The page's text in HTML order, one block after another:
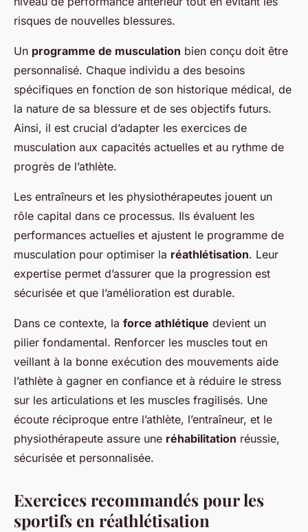
risques de nouvelles blessures.
Un programme de musculation bien conçu doit être
personnalisé. Chaque individu a des besoins
spécifiques en fonction de son historique médical, de
la nature de sa blessure et de ses objectifs futurs.
Ainsi, il est crucial d’adapter les exercices de
musculation aux capacités actuelles et au rythme de
progrès de l’athlète.
Les entraîneurs et les physiothérapeutes jouent un
rôle capital dans ce processus. Ils évaluent les
performances actuelles et ajustent le programme de
musculation pour optimiser la réathlétisation. Leur
expertise permet d’assurer que la progression est
sécurisée et que l’amélioration est durable.
Dans ce contexte, la force athlétique devient un
pilier fondamental. Renforcer les muscles tout en
veillant à la bonne exécution des mouvements aide
l’athlète à gagner en confiance et à réduire le stress
sur les articulations et les muscles fragilisés. Une
écoute réciproque entre l’athlète, l’entraîneur, et le
physiothérapeute assure une réhabilitation réussie,
sécurisée et personnalisée.
Exercices recommandés pour les
sportifs en réathlétisation